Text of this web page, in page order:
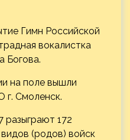
Гимн Российской
вокалистка
Богова.
на поле вышли
Смоленск.
разыграют 172
(родов) войск